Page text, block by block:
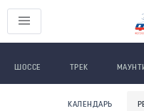
ШОССЕ ТРЕК
КАЛЕНДАРЬ